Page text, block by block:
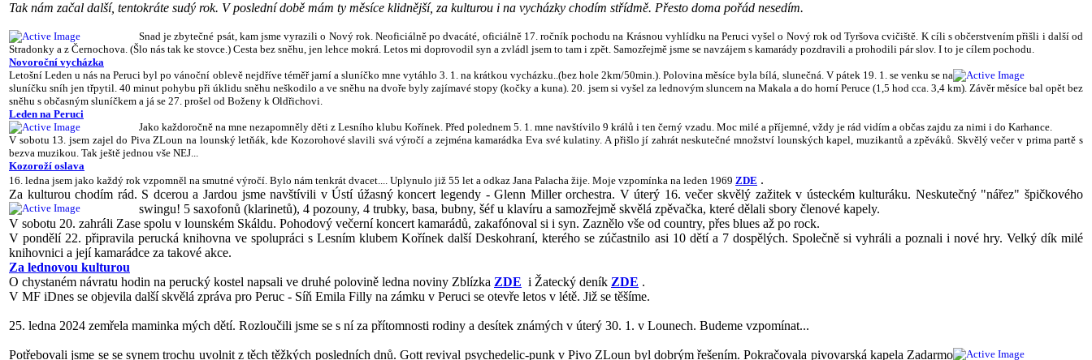
Tak nám začal další, tentokráte sudý rok. V poslední době mám ty měsíce klidnější, za kulturou i na vycházky chodím střídmě. Přesto doma pořád nesedím.
Snad je zbytečné psát, kam jsme vyrazili o Nový rok. Neoficiálně po dvacáté, oficiálně 17. ročník pochodu na Krásnou vyhlídku na Peruci vyšel o Nový rok od Tyršova cvičiště. K cíli s občerstvením přišli i další od
Stradonky a z Černochova. (Šlo nás tak ke stovce.) Cesta bez sněhu, jen lehce mokrá. Letos mi doprovodil syn a zvládl jsem to tam i zpět. Samozřejmě jsme se navzájem s kamarády pozdravili a prohodili pár slov. I to je cílem pochodu.
Novoroční vycházka
Letošní Leden u nás na Peruci byl po vánoční oblevě nejdříve téměř jarní a sluníčko mne vytáhlo 3. 1. na krátkou vycházku..(bez hole 2km/50min.). Polovina měsíce byla bílá, slunečná. V pátek 19. 1. se venku se na
sluníčku sníh jen třpytil. 40 minut pohybu při úklidu sněhu neškodilo a ve sněhu na dvoře byly zajímavé stopy (kočky a kuna). 20. jsem si vyšel za lednovým sluncem na Makala a do horní Peruce (1,5 hod cca. 3,4 km). Závěr měsíce bal opět bez
sněhu s občasným sluníčkem a já se 27. prošel od Boženy k Oldřichovi.
Leden na Peruci
Jako každoročně na mne nezapomněly děti z Lesního klubu Kořínek. Před polednem 5. 1. mne navštívilo 9 králů i ten černý vzadu. Moc milé a příjemné, vždy je rád vidím a občas zajdu za nimi i do Karhance.
V sobotu 13. jsem zajel do Piva ZLoun na lounský letňák, kde Kozorohové slavili svá výročí a zejména kamarádka Eva své kulatiny. A přišlo jí zahrát neskutečné množství lounských kapel, muzikantů a zpěváků. Skvělý večer v prima partě s
bezva muzikou. Tak ještě jednou vše NEJ...
Kozoroží oslava
16. ledna jsem jako každý rok vzpomněl na smutné výročí. Bylo nám tenkrát dvacet.... Uplynulo již 55 let a odkaz Jana Palacha žije. Moje vzpomínka na leden 1969 ZDE .
Za kulturou chodím rád. S dcerou a Jardou jsme navštívili v Ústí úžasný koncert legendy - Glenn Miller orchestra. V úterý 16. večer skvělý zažitek v ústeckém kulturáku. Neskutečný "nářez" špičkového
swingu! 5 saxofonů (klarinetů), 4 pozouny, 4 trubky, basa, bubny, šéf u klavíru a samozřejmě skvělá zpěvačka, které dělali sbory členové kapely.
V sobotu 20. zahráli Zase spolu v lounském Skáldu. Pohodový večerní koncert kamarádů, zakafónoval si i syn. Zaznělo vše od country, přes blues až po rock.
V pondělí 22. připravila perucká knihovna ve spolupráci s Lesním klubem Kořínek další Deskohraní, kterého se zúčastnilo asi 10 dětí a 7 dospělých. Společně si vyhráli a poznali i nové hry. Velký dík milé
knihovnici a její kamarádce za takové akce.
Za lednovou kulturou
O chystaném návratu hodin na perucký kostel napsali ve druhé polovině ledna noviny Zblízka ZDE i Žatecký deník ZDE .
V MF iDnes se objevila další skvělá zpráva pro Peruc - Síň Emila Filly na zámku v Peruci se otevře letos v létě. Již se těšíme.
25. ledna 2024 zemřela maminka mých dětí. Rozloučili jsme se s ní za přítomnosti rodiny a desítek známých v úterý 30. 1. v Lounech. Budeme vzpomínat...
Potřebovali jsme se se synem trochu uvolnit z těch těžkých posledních dnů. Gott revival psychedelic-punk v Pivo ZLoun byl dobrým řešením. Pokračovala pivovarská kapela Zadarmo